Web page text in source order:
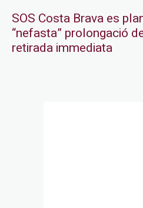
SOS Costa Brava es
“nefasta” prolongació
retirada immediata